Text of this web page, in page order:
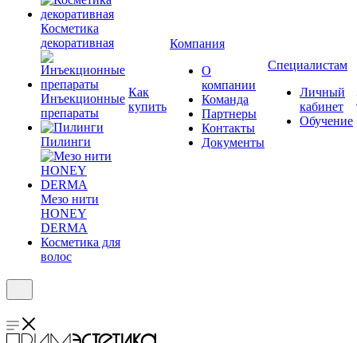
Косметика
декоративная
Инъекционные
препараты
Пилинги
Мезо нити
HONEY
DERMA
Косметика для
волос
Как
купить
Компания
О
компании
Команда
Партнеры
Контакты
Документы
Специалистам
Личный
кабинет
Обучение